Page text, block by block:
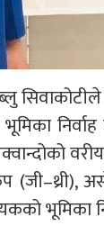
भूमिका
भूमिका